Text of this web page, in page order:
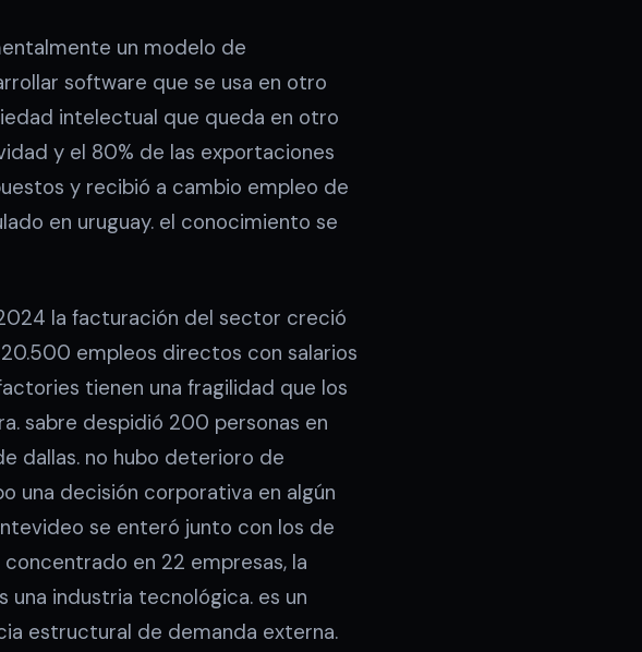
un modelo de
software que se usa en otro
intelectual que queda en otro
y el 80% de las exportaciones
y recibió a cambio empleo de
en uruguay. el conocimiento se
la facturación del sector creció
empleos directos con salarios
tienen una fragilidad que los
sabre despidió 200 personas en
dallas. no hubo deterioro de
una decisión corporativa en algún
se enteró junto con los de
en 22 empresas, la
una industria tecnológica. es un
estructural de demanda externa.